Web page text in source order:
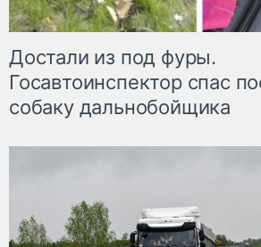
Достали из под фуры.
Госавтоинспектор спас
собаку дальнобойщика